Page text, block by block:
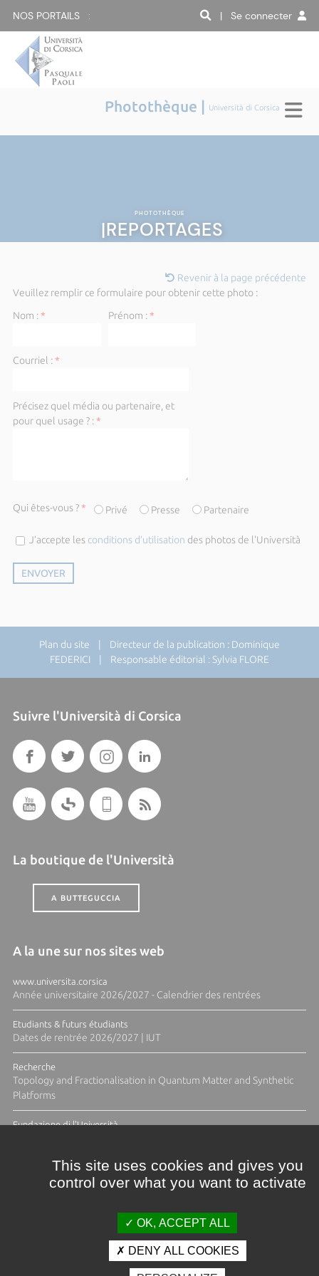
NOS PORTAILS : | Se connecter
Photothèque | Università di Corsica
PHOTOTHÈQUE
|REPORTAGES
Revenir à la page précédente
Veuillez remplir ce formulaire pour obtenir cette photo :
Nom :* Prénom :*
Courriel :*
Précisez quel média ou partenaire, et
pour quel usage ? :*
Qui êtes-vous ?* Privé Presse Partenaire
J’accepte les conditions d’utilisation des photos de l'Università
Plan du site | Directeur de la publication : Dominique
FEDERICI | Responsable éditorial : Sylvia FLORE
Suivre l'Università di Corsica
La boutique de l'Università
A BUTTEGUCCIA
A la une sur nos sites web
www.universita.corsica
Année universitaire 2026/2027 - Calendrier des rentrées
Etudiants & futurs étudiants
Dates de rentrée 2026/2027 | IUT
Recherche
Topology and Fractionalisation in Quantum Matter and Synthetic
Platforms
Fundazione di l'Università
Crédits et mentions légales
This site uses cookies and gives you
control over what you want to activate
OK, ACCEPT ALL
DENY ALL COOKIES